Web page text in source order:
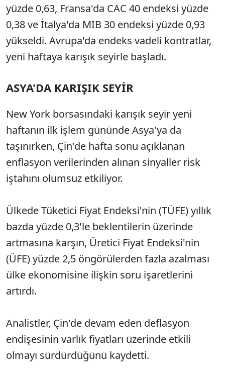
yüzde 0,63, Fransa'da CAC 40 endeksi yüzde
0,38 ve İtalya'da MIB 30 endeksi yüzde 0,93
yükseldi. Avrupa'da endeks vadeli kontratlar,
yeni haftaya karışık seyirle başladı.
ASYA'DA KARIŞIK SEYİR
New York borsasındaki karışık seyir yeni
haftanın ilk işlem gününde Asya'ya da
taşınırken, Çin'de hafta sonu açıklanan
enflasyon verilerinden alınan sinyaller risk
iştahını olumsuz etkiliyor.
Ülkede Tüketici Fiyat Endeksi'nin (TÜFE) yıllık
bazda yüzde 0,3'le beklentilerin üzerinde
artmasına karşın, Üretici Fiyat Endeksi'nin
(ÜFE) yüzde 2,5 öngörülerden fazla azalması
ülke ekonomisine ilişkin soru işaretlerini
artırdı.
Analistler, Çin'de devam eden deflasyon
endişesinin varlık fiyatları üzerinde etkili
olmayı sürdürdüğünü kaydetti.